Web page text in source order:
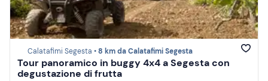
Calatafimi Segesta •8 km da Calatafimi Segesta
Tour panoramico in buggy 4x4 a Segesta con
degustazione di frutta